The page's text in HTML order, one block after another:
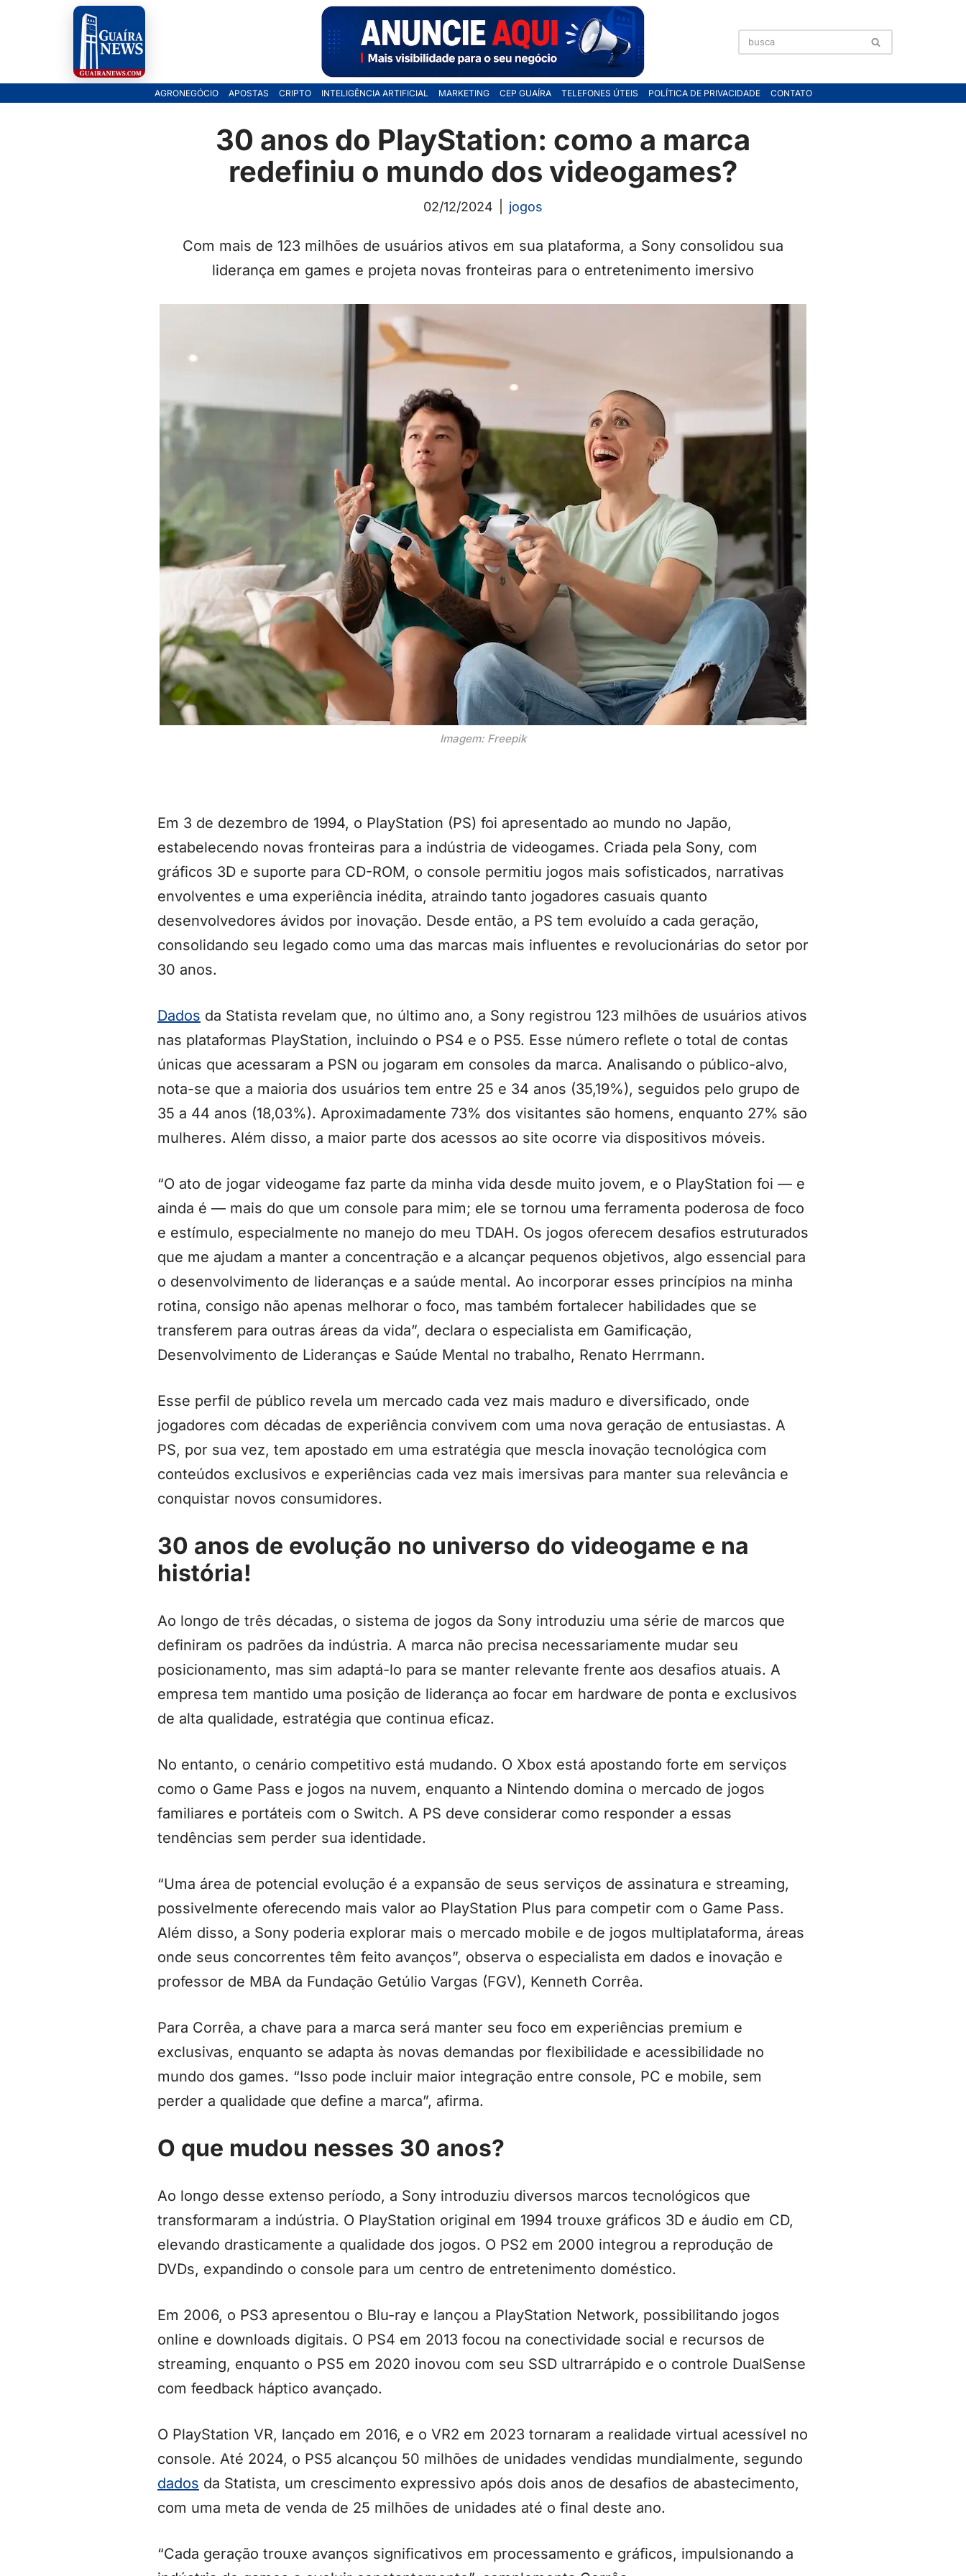
AGRONEGÓCIO APOSTAS CRIPTO INTELIGÊNCIA ARTIFICIAL MARKETING CEP GUAÍRA TELEFONES ÚTEIS POLÍTICA DE PRIVACIDADE CONTATO
30 anos do PlayStation: como a marca
redefiniu o mundo dos videogames?
02/12/2024 jogos
Com mais de 123 milhões de usuários ativos em sua plataforma, a Sony consolidou sua
liderança em games e projeta novas fronteiras para o entretenimento imersivo
Imagem: Freepik
Em 3 de dezembro de 1994, o PlayStation (PS) foi apresentado ao mundo no Japão,
estabelecendo novas fronteiras para a indústria de videogames. Criada pela Sony, com
gráficos 3D e suporte para CD-ROM, o console permitiu jogos mais sofisticados, narrativas
envolventes e uma experiência inédita, atraindo tanto jogadores casuais quanto
desenvolvedores ávidos por inovação. Desde então, a PS tem evoluído a cada geração,
consolidando seu legado como uma das marcas mais influentes e revolucionárias do setor por
30 anos.
Dados da Statista revelam que, no último ano, a Sony registrou 123 milhões de usuários ativos
nas plataformas PlayStation, incluindo o PS4 e o PS5. Esse número reflete o total de contas
únicas que acessaram a PSN ou jogaram em consoles da marca. Analisando o público-alvo,
nota-se que a maioria dos usuários tem entre 25 e 34 anos (35,19%), seguidos pelo grupo de
35 a 44 anos (18,03%). Aproximadamente 73% dos visitantes são homens, enquanto 27% são
mulheres. Além disso, a maior parte dos acessos ao site ocorre via dispositivos móveis.
“O ato de jogar videogame faz parte da minha vida desde muito jovem, e o PlayStation foi — e
ainda é — mais do que um console para mim; ele se tornou uma ferramenta poderosa de foco
e estímulo, especialmente no manejo do meu TDAH. Os jogos oferecem desafios estruturados
que me ajudam a manter a concentração e a alcançar pequenos objetivos, algo essencial para
o desenvolvimento de lideranças e a saúde mental. Ao incorporar esses princípios na minha
rotina, consigo não apenas melhorar o foco, mas também fortalecer habilidades que se
transferem para outras áreas da vida”, declara o especialista em Gamificação,
Desenvolvimento de Lideranças e Saúde Mental no trabalho, Renato Herrmann.
Esse perfil de público revela um mercado cada vez mais maduro e diversificado, onde
jogadores com décadas de experiência convivem com uma nova geração de entusiastas. A
PS, por sua vez, tem apostado em uma estratégia que mescla inovação tecnológica com
conteúdos exclusivos e experiências cada vez mais imersivas para manter sua relevância e
conquistar novos consumidores.
30 anos de evolução no universo do videogame e na
história!
Ao longo de três décadas, o sistema de jogos da Sony introduziu uma série de marcos que
definiram os padrões da indústria. A marca não precisa necessariamente mudar seu
posicionamento, mas sim adaptá-lo para se manter relevante frente aos desafios atuais. A
empresa tem mantido uma posição de liderança ao focar em hardware de ponta e exclusivos
de alta qualidade, estratégia que continua eficaz.
No entanto, o cenário competitivo está mudando. O Xbox está apostando forte em serviços
como o Game Pass e jogos na nuvem, enquanto a Nintendo domina o mercado de jogos
familiares e portáteis com o Switch. A PS deve considerar como responder a essas
tendências sem perder sua identidade.
“Uma área de potencial evolução é a expansão de seus serviços de assinatura e streaming,
possivelmente oferecendo mais valor ao PlayStation Plus para competir com o Game Pass.
Além disso, a Sony poderia explorar mais o mercado mobile e de jogos multiplataforma, áreas
onde seus concorrentes têm feito avanços”, observa o especialista em dados e inovação e
professor de MBA da Fundação Getúlio Vargas (FGV), Kenneth Corrêa.
Para Corrêa, a chave para a marca será manter seu foco em experiências premium e
exclusivas, enquanto se adapta às novas demandas por flexibilidade e acessibilidade no
mundo dos games. “Isso pode incluir maior integração entre console, PC e mobile, sem
perder a qualidade que define a marca”, afirma.
O que mudou nesses 30 anos?
Ao longo desse extenso período, a Sony introduziu diversos marcos tecnológicos que
transformaram a indústria. O PlayStation original em 1994 trouxe gráficos 3D e áudio em CD,
elevando drasticamente a qualidade dos jogos. O PS2 em 2000 integrou a reprodução de
DVDs, expandindo o console para um centro de entretenimento doméstico.
Em 2006, o PS3 apresentou o Blu-ray e lançou a PlayStation Network, possibilitando jogos
online e downloads digitais. O PS4 em 2013 focou na conectividade social e recursos de
streaming, enquanto o PS5 em 2020 inovou com seu SSD ultrarrápido e o controle DualSense
com feedback háptico avançado.
O PlayStation VR, lançado em 2016, e o VR2 em 2023 tornaram a realidade virtual acessível no
console. Até 2024, o PS5 alcançou 50 milhões de unidades vendidas mundialmente, segundo
dados da Statista, um crescimento expressivo após dois anos de desafios de abastecimento,
com uma meta de venda de 25 milhões de unidades até o final deste ano.
“Cada geração trouxe avanços significativos em processamento e gráficos, impulsionando a